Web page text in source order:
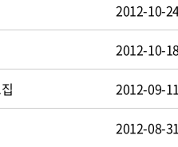
2012-10-
2012-10-18
2012-09-11
2012-08-31